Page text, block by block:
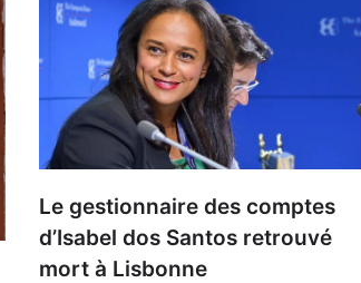
Le gestionnaire des comptes
d’Isabel dos Santos retrouvé
mort à Lisbonne